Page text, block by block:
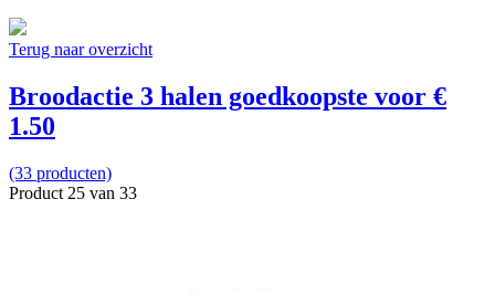
Terug naar overzicht
Broodactie 3 halen goedkoopste voor €
1.50
(33 producten)
Product 25 van 33